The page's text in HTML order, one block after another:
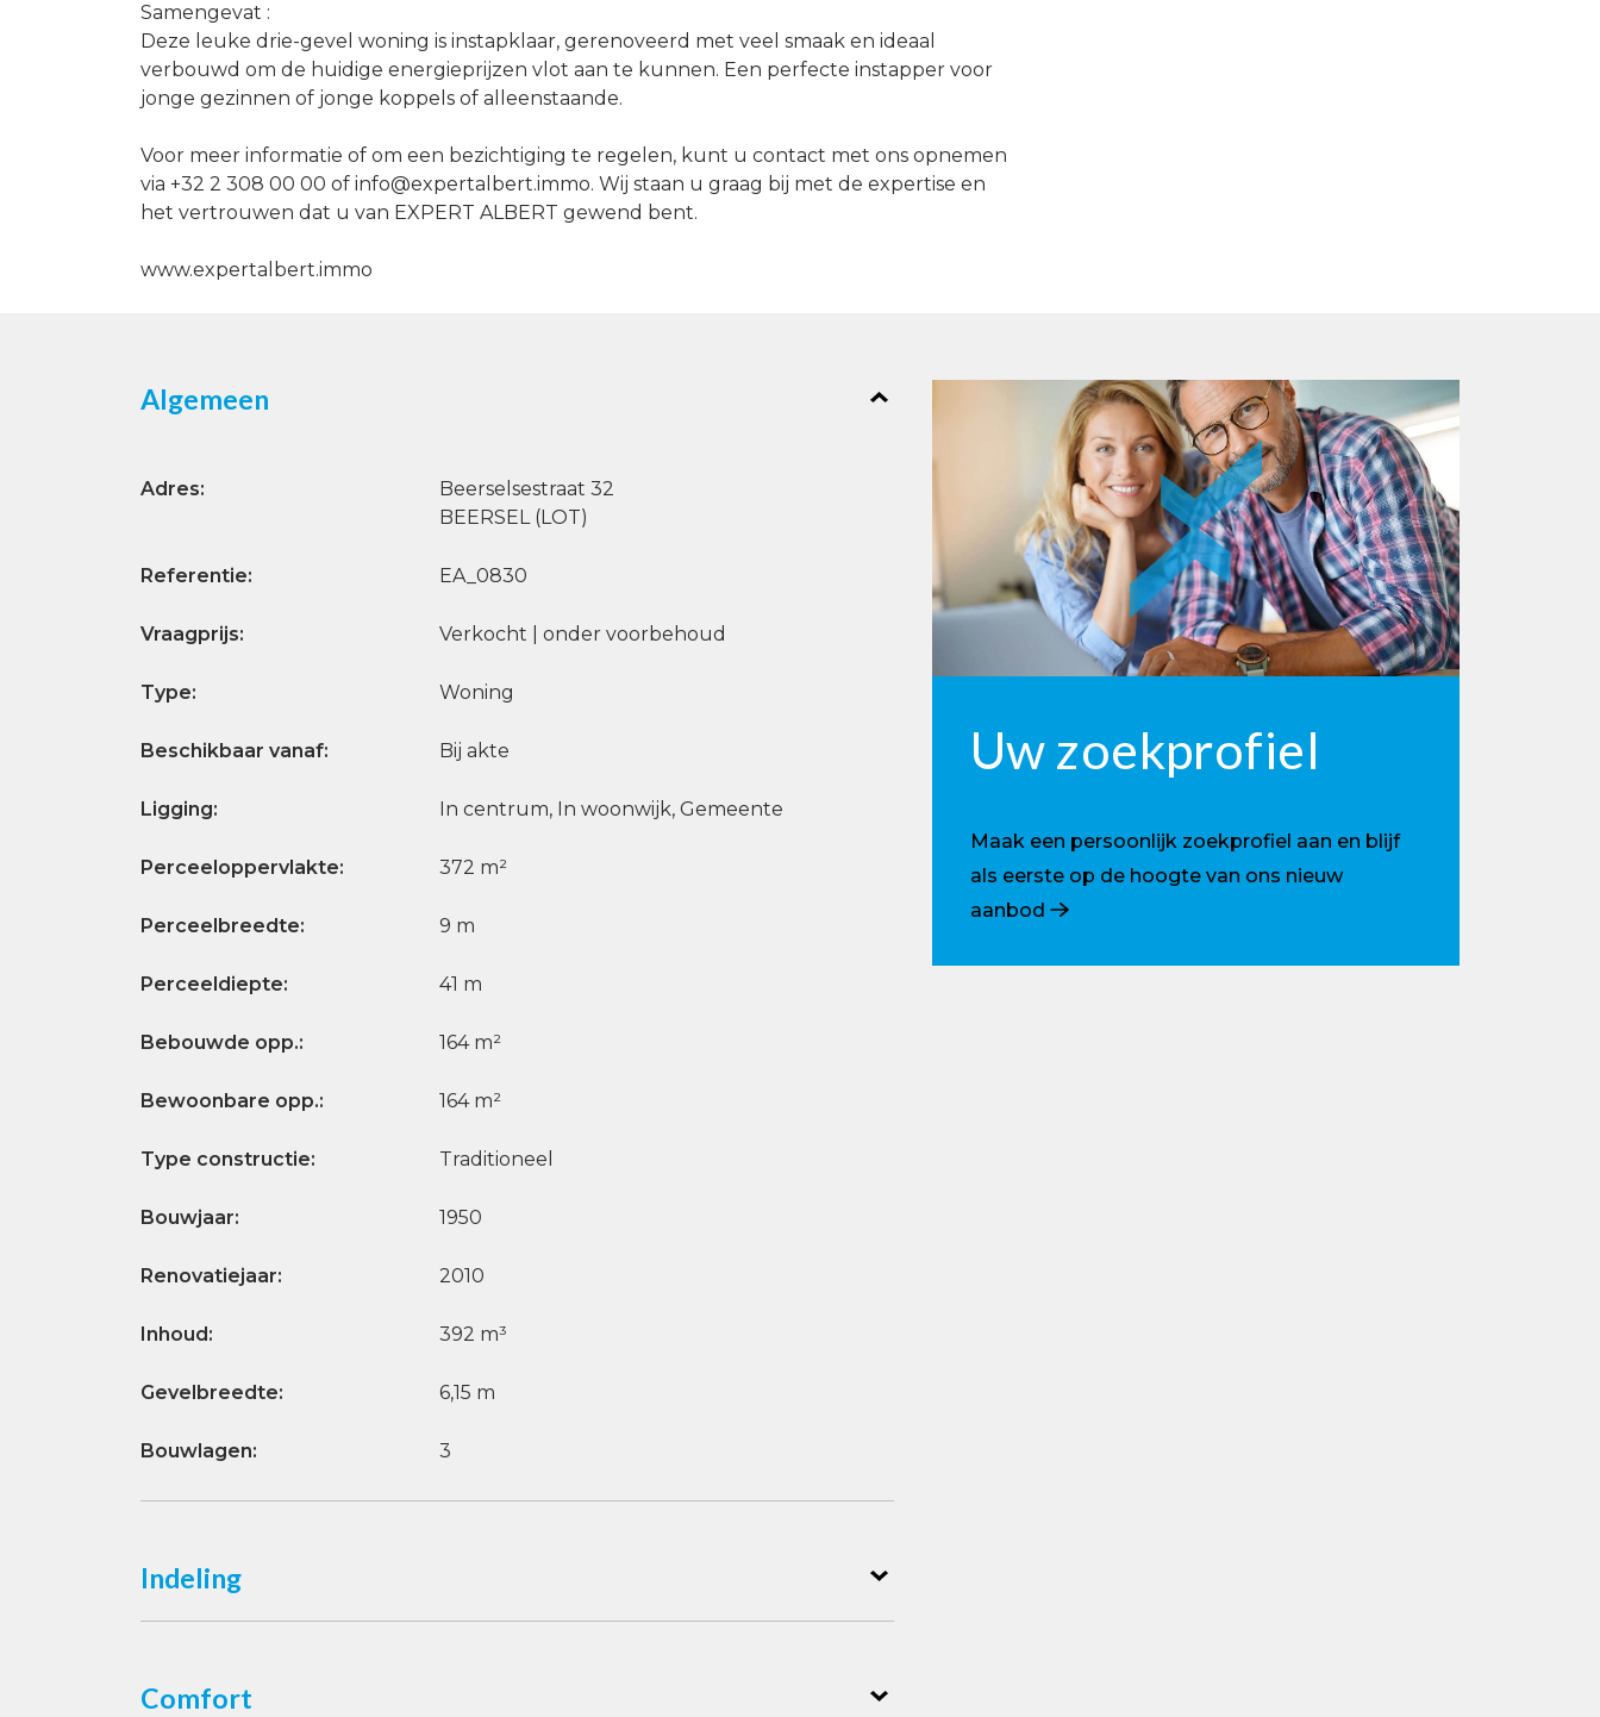
Samengevat :
Deze leuke drie-gevel woning is instapklaar, gerenoveerd met veel smaak en ideaal
verbouwd om de huidige energieprijzen vlot aan te kunnen. Een perfecte instapper voor
jonge gezinnen of jonge koppels of alleenstaande.
Voor meer informatie of om een ​​bezichtiging te regelen, kunt u contact met ons opnemen
via +32 2 308 00 00 of info@expertalbert.immo. Wij staan ​​u graag bij met de expertise en
het vertrouwen dat u van EXPERT ALBERT gewend bent.
www.expertalbert.immo
Algemeen
Adres:
Beerselsestraat 32
BEERSEL (LOT)
Referentie: EA_0830
Vraagprijs: Verkocht | onder voorbehoud
Type: Woning
Beschikbaar vanaf: Bij akte
Ligging: In centrum, In woonwijk, Gemeente
Perceeloppervlakte: 372 m²
Perceelbreedte: 9 m
Perceeldiepte: 41 m
Bebouwde opp.: 164 m²
Bewoonbare opp.: 164 m²
Type constructie: Traditioneel
Bouwjaar: 1950
Renovatiejaar: 2010
Inhoud: 392 m³
Gevelbreedte: 6,15 m
Bouwlagen: 3
Indeling
Comfort
Uw zoekprofiel
Maak een persoonlijk zoekprofiel aan en blijf
als eerste op de hoogte van ons nieuw
aanbod